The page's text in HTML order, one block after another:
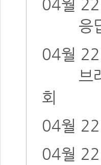
04월 22
응
04월 22
브
회
04월 22
04월 22